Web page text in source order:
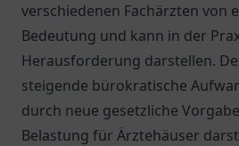
verschiedenen Fachärzten von
Bedeutung und kann in der
Herausforderung darstellen.
steigende bürokratische
durch neue gesetzliche
Belastung für Ärztehäuser